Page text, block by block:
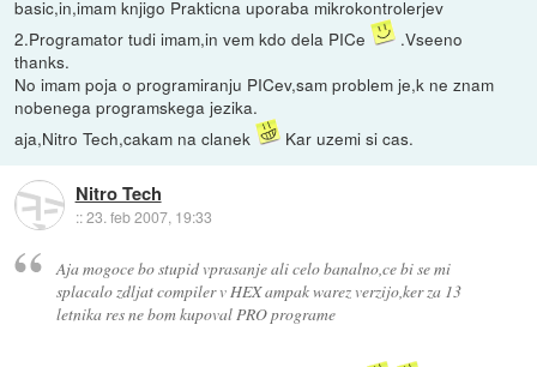
basic,in,imam knjigo Prakticna uporaba mikrokontrolerjev
2.Programator tudi imam,in vem kdo dela PICe
.Vseeno
thanks.
No imam poja o programiranju PICev,sam problem je,k ne znam
nobenega programskega jezika.
aja,Nitro Tech,cakam na clanek
Kar uzemi si cas.
Nitro Tech
::23. feb 2007, 19:33
Aja mogoce bo stupid vprasanje ali celo banalno,ce bi se mi
splacalo zdljat compiler v HEX ampak warez verzijo,ker za 13
letnika res ne bom kupoval PRO programe